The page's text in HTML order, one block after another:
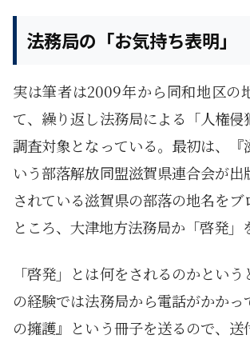
法務局の「お気持ち表明」
実は筆者は2009年から同和地区の
て、繰り返し法務局による「人権侵
調査対象となっている。最初は、『
いう部落解放同盟滋賀県連合会が出
されている滋賀県の部落の地名をブ
ところ、大津地方法務局か「啓発」
「啓発」とは何をされるのかとい
の経験では法務局から電話がかか
の擁護』という冊子を送るので、送